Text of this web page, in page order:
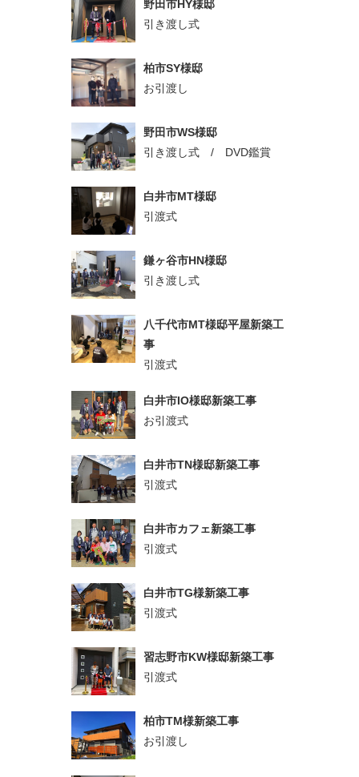
野田市HY様邸
引き渡し式
柏市SY様邸
お引渡し
野田市WS様邸
引き渡し式 / DVD鑑賞
白井市MT様邸
引渡式
鎌ヶ谷市HN様邸
引き渡し式
八千代市MT様邸平屋新築工
事
引渡式
白井市IO様邸新築工事
お引渡式
白井市TN様邸新築工事
引渡式
白井市カフェ新築工事
引渡式
白井市TG様新築工事
引渡式
習志野市KW様邸新築工事
引渡式
柏市TM様新築工事
お引渡し